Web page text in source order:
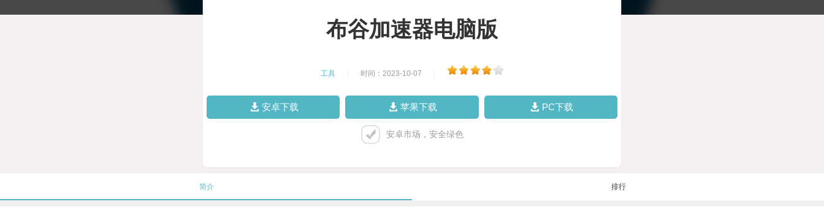
布谷加速器电脑版
工具 时间：2023-10-07
安卓下载 苹果下载 PC下载
安卓市场，安全绿色
简介 排行